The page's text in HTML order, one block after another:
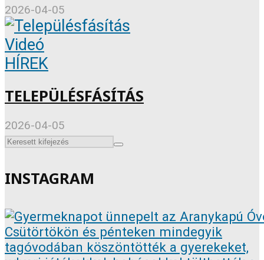
2026-04-05
Videó
HÍREK
TELEPÜLÉSFÁSÍTÁS
2026-04-05
INSTAGRAM